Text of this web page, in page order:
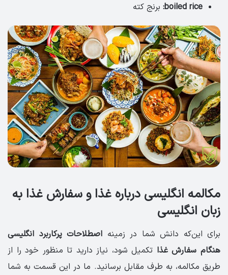
boiled rice: برنج کته
مکالمه انگلیسی درباره غذا و سفارش غذا به
زبان انگلیسی
برای این‌که دانش شما در زمینه اصطلاحات پرکاربرد انگلیسی
هنگام سفارش غذا تکمیل شود، نیاز دارید تا منظور خود را از
طریق مکالمه، به طرف مقابل برسانید. ما در این قسمت به شما